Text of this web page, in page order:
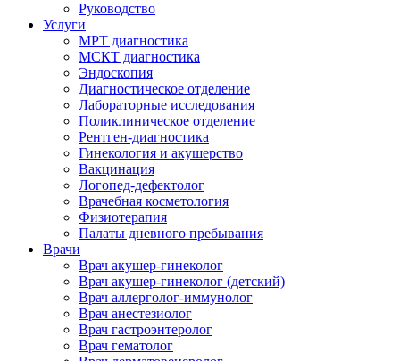
Руководство
Услуги
МРТ диагностика
МСКТ диагностика
Эндоскопия
Диагностическое отделение
Лабораторные исследования
Поликлиническое отделение
Рентген-диагностика
Гинекология и акушерство
Вакцинация
Логопед-дефектолог
Врачебная косметология
Физиотерапия
Палаты дневного пребывания
Врачи
Врач акушер-гинеколог
Врач акушер-гинеколог (детский)
Врач аллерголог-иммунолог
Врач анестезиолог
Врач гастроэнтеролог
Врач гематолог